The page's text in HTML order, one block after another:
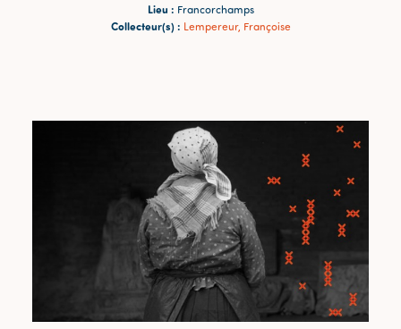
Lieu : Francorchamps
Collecteur(s) : Lempereur, Françoise